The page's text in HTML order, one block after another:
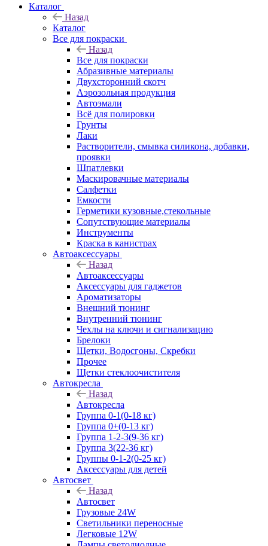
Каталог
Назад
Каталог
Все для покраски
Назад
Все для покраски
Абразивные материалы
Двухсторонний скотч
Аэрозольная продукция
Автоэмали
Всё для полировки
Грунты
Лаки
Растворители, смывка силикона, добавки,
проявки
Шпатлевки
Маскировачные материалы
Салфетки
Емкости
Герметики кузовные,стекольные
Сопутствующие материалы
Инструменты
Краска в канистрах
Автоаксессуары
Назад
Автоаксессуары
Аксессуары для гаджетов
Ароматизаторы
Внешний тюнинг
Внутренний тюнинг
Чехлы на ключи и сигнализацию
Брелоки
Щетки, Водосгоны, Скребки
Прочее
Щетки стеклоочистителя
Автокресла
Назад
Автокресла
Группа 0-1(0-18 кг)
Группа 0+(0-13 кг)
Группа 1-2-3(9-36 кг)
Группа 3(22-36 кг)
Группы 0-1-2(0-25 кг)
Аксессуары для детей
Автосвет
Назад
Автосвет
Грузовые 24W
Светильники переносные
Легковые 12W